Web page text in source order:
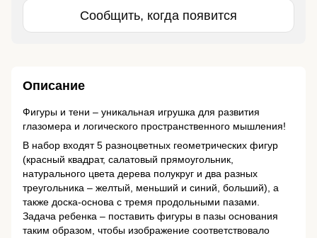
Сообщить, когда появится
Описание
Фигуры и тени – уникальная игрушка для развития
глазомера и логического пространственного мышления!
В набор входят 5 разноцветных геометрических фигур
(красный квадрат, салатовый прямоугольник,
натурального цвета дерева полукруг и два разных
треугольника – желтый, меньший и синий, больший), а
также доска-основа с тремя продольными пазами.
Задача ребенка – поставить фигуры в пазы основания
таким образом, чтобы изображение соответствовало